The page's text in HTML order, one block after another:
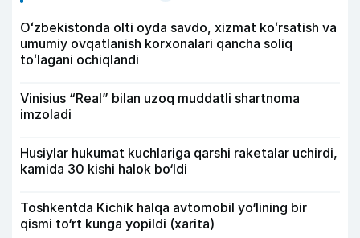
Oʻzbekistonda olti oyda savdo, xizmat koʻrsatish va
umumiy ovqatlanish korxonalari qancha soliq
toʻlagani ochiqlandi
Vinisius “Real” bilan uzoq muddatli shartnoma
imzoladi
Husiylar hukumat kuchlariga qarshi raketalar uchirdi,
kamida 30 kishi halok bo‘ldi
Toshkentda Kichik halqa avtomobil yo‘lining bir
qismi to‘rt kunga yopildi (xarita)